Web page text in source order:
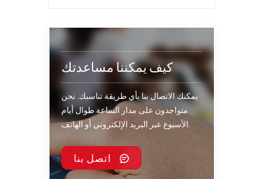
كيف يمكننا مساعدتك
يمكنك الاتصال بنا بأي طريقة تناسبك. نحن
متواجدون على مدار الساعة طوال أيام
الأسبوع عبر البريد الإلكتروني أو الهاتف.